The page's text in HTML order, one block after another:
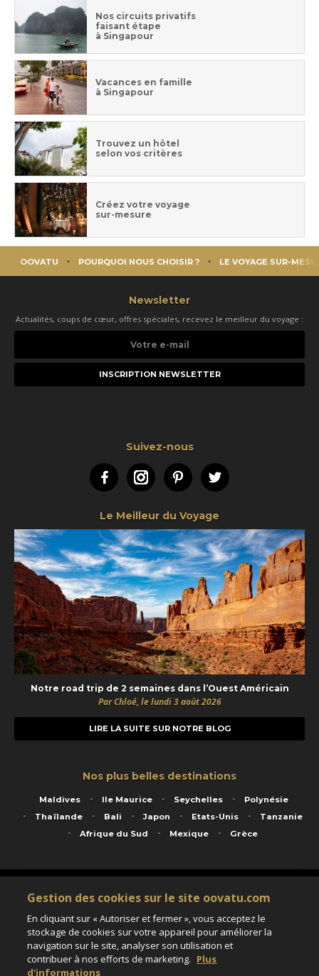
Nos circuits privatifs
faisant étape
à Singapour
Vacances en famille
à Singapour
Trouvez un hôtel
selon vos critères
Créez votre voyage
sur-mesure
OOVATU POURQUOI NOUS CHOISIR ? LE VOYAGE SUR-
Newsletter
Actualités, coups de cœur, offres spéciales, recevez le meilleur du voyage :
e-
Suivez-nous
FacebookInstagramPinterestTwitter
Le Meilleur du Voyage
Notre road trip de 2 semaines dans l’Ouest Américain
Par Chloé, le lundi 3 août 2026
LIRE LA SUITE SUR NOTRE BLOG
Nos plus belles destinations
Maldives Ile Maurice Seychelles
Polynésie
Thaïlande
Bali Japon Etats-Unis
Tanzanie
Afrique du Sud
Mexique Grèce
Service animé par Nautil Voyages - 22 rue Georges Picquart 75017 Paris - S.A.S
au capital de 155 696 euros - RCS Paris B 423 671 973 - Code APE 7911Z
Matricule Atout France IM075100020 - Garantie financière Groupama - Agrément IATA
Assurance responsabilité civile et professionnelle HISCOX RCP0081066
Gestion des cookies sur le site oovatu.com
En cliquant sur « Autoriser et fermer », vous acceptez le
stockage de cookies sur votre appareil pour améliorer la
navigation sur le site, analyser son utilisation et
contribuer à nos efforts de marketing. Plus
d'informations